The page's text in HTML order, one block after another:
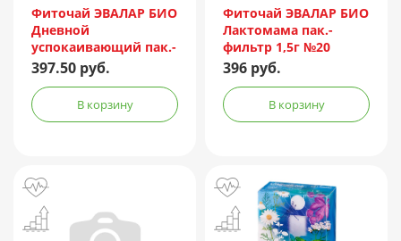
Фиточай ЭВАЛАР БИО
Дневной
успокаивающий пак.-
фильтр 1,5г №20
397.50 руб.
В корзину
Фиточай ЭВАЛАР БИО
Лактомама пак.-
фильтр 1,5г №20
396 руб.
В корзину